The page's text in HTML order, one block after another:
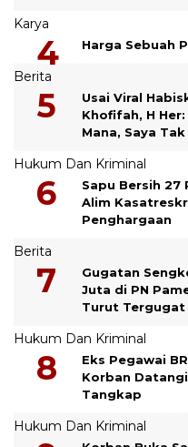
Karya
Harga Sebuah
Berita
Usai Viral
Khofifah, H
Mana, Saya
Hukum Dan Kriminal
Sapu Bersih 27
Alim
Penghargaan
Berita
Gugatan
Juta di PN
Turut Tergugat
Hukum Dan Kriminal
Eks Pegawai
Korban
Tangkap
Hukum Dan Kriminal